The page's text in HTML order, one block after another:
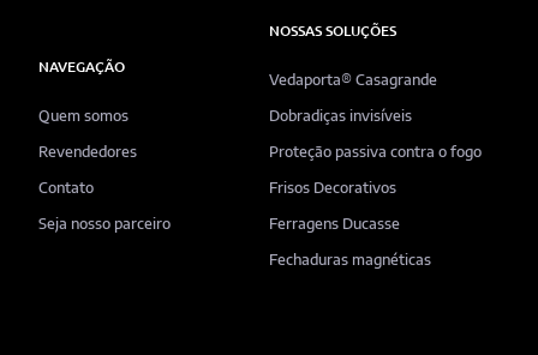
NAVEGAÇÃO
Quem somos
Revendedores
Contato
Seja nosso parceiro
NOSSAS SOLUÇÕES
Vedaporta® Casagrande
Dobradiças invisíveis
Proteção passiva contra o fogo
Frisos Decorativos
Ferragens Ducasse
Fechaduras magnéticas